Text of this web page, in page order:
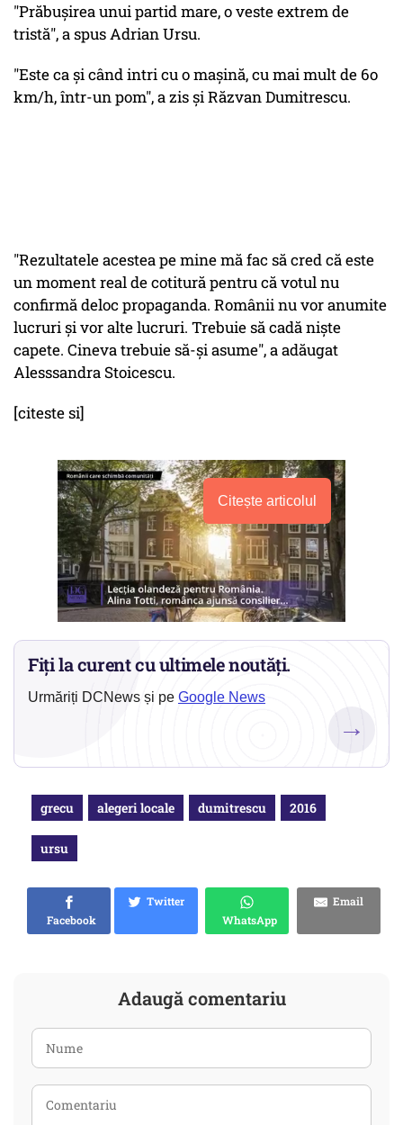
"Prăbușirea unui partid mare, o veste extrem de
tristă", a spus Adrian Ursu.
"Este ca și când intri cu o mașină, cu mai mult de 6o
km/h, într-un pom", a zis și Răzvan Dumitrescu.
"Rezultatele acestea pe mine mă fac să cred că este
un moment real de cotitură pentru că votul nu
confirmă deloc propaganda. Românii nu vor anumite
lucruri și vor alte lucruri. Trebuie să cadă niște
capete. Cineva trebuie să-și asume", a adăugat
Alesssandra Stoicescu.
[citeste si]
Citește articolul
Fiți la curent cu ultimele noutăți.
Urmăriți DCNews și pe Google News
→
grecu alegeri locale dumitrescu 2016
ursu
Facebook
Twitter
WhatsApp
Email
Adaugă comentariu